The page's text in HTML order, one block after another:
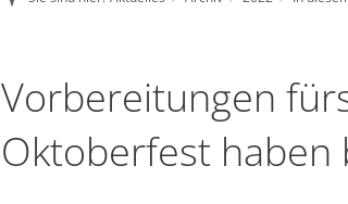
Vorbereitungen
Oktoberfest haben